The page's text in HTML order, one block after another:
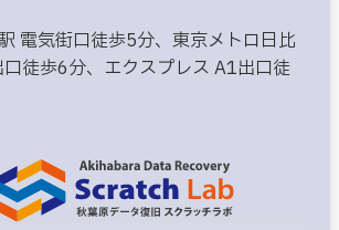
電気街口徒歩5分、東京メトロ日比
徒歩6分、エクスプレス A1出口徒